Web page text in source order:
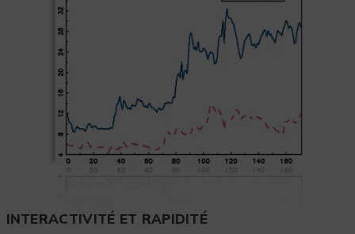
INTERACTIVITÉ ET RAPIDITÉ